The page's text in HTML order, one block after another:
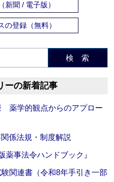
新聞 / 電子版）
の登録（無料）
検 索
ーの新着記事
薬学的観点からのアプロー
係法規・制度解説
薬事法令ハンドブック』
験関連書（令和8年手引き一部